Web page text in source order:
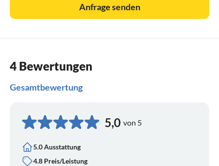
Anfrage senden
4 Bewertungen
Gesamtbewertung
5,0 von 5
5.0 Ausstattung
4.8 Preis/Leistung